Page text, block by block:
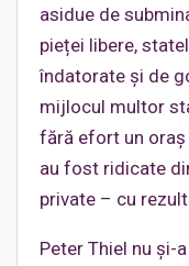
asidue de
pieței libere,
îndatorate și de
mijlocul multor
fără efort un
au fost ridicate
private – cu
Peter Thiel nu și-